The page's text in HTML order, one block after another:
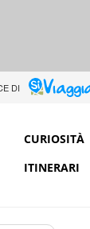
DI
CURIOSITÀ
ITINERARI